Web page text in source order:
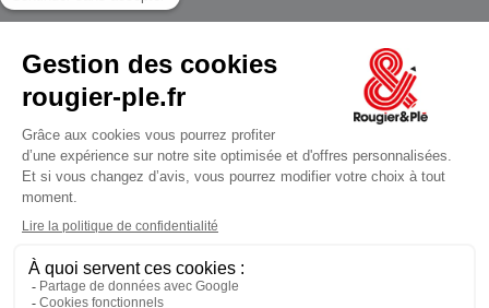
Ferme à 19:30
Mentions légales
Conditions générales des ventes
Données personnelles
Paiement sécurisé
Plan du site